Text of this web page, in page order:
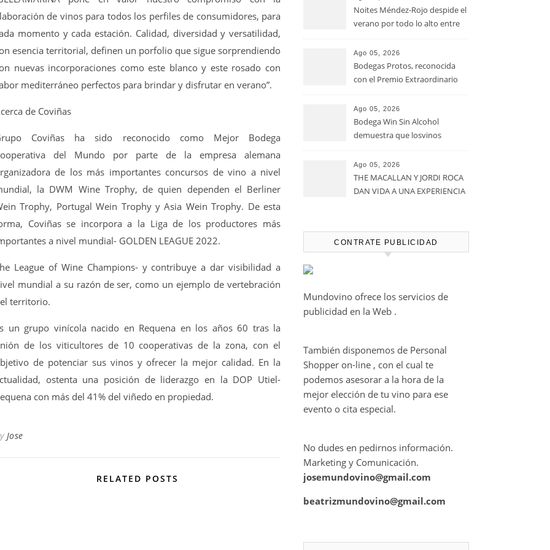
de vinos para todos los perfiles de consumidores, para
momento y cada estación. Calidad, diversidad y versatilidad,
esencia territorial, definen un porfolio que sigue sorprendiendo
nuevas incorporaciones como este blanco y este rosado con
mediterráneo perfectos para brindar y disfrutar en verano”.
de Coviñas
Coviñas ha sido reconocido como Mejor Bodega
del Mundo por parte de la empresa alemana
de los más importantes concursos de vino a nivel
la DWM Wine Trophy, de quien dependen el Berliner
Trophy, Portugal Wein Trophy y Asia Wein Trophy. De esta
Coviñas se incorpora a la Liga de los productores más
a nivel mundial- GOLDEN LEAGUE 2022.
League of Wine Champions- y contribuye a dar visibilidad a
mundial a su razón de ser, como un ejemplo de vertebración
territorio.
un grupo vinícola nacido en Requena en los años 60 tras la
de los viticultores de 10 cooperativas de la zona, con el
de potenciar sus vinos y ofrecer la mejor calidad. En la
ostenta una posición de liderazgo en la DOP Utiel-
con más del 41% del viñedo en propiedad.
Jose
RELATED POSTS
Noites Méndez-Rojo despide el
verano por todo lo alto entre
Ago 05, 2026
Bodegas Protos, reconocida
con el Premio Extraordinario
casi un siglo de excelencia
vitivinícola
Ago 05, 2026
Bodega Win Sin Alcohol
demuestra que losvinos
calidadcomienzan a diseñarse
en el viñedo
Ago 05, 2026
THE MACALLAN Y JORDI ROCA
DAN VIDA A UNA EXPERIENCIA
HARMONY COLLECTION
CONTRATE PUBLICIDAD
Mundovino ofrece los servicios de
publicidad en la Web .
También disponemos de Personal
Shopper on-line , con el cual te
podemos asesorar a la hora de la
mejor elección de tu vino para ese
evento o cita especial.
No dudes en pedirnos información.
Marketing y Comunicación.
josemundovino@gmail.com
beatrizmundovino@gmail.com